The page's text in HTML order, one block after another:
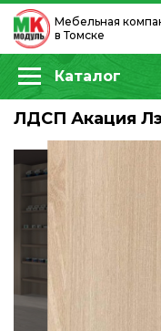
Мебельная
в Томске
Каталог
ЛДСП Акация